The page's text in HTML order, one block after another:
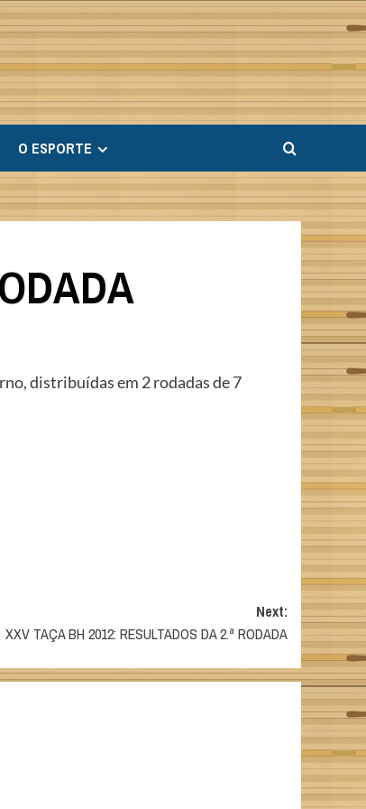
O ESPORTE
distribuídas em 2 rodadas de 7
Next:
XXV TAÇA BH 2012: RESULTADOS DA 2.ª RODADA